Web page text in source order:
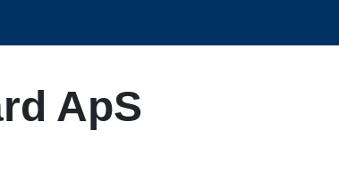
ApS